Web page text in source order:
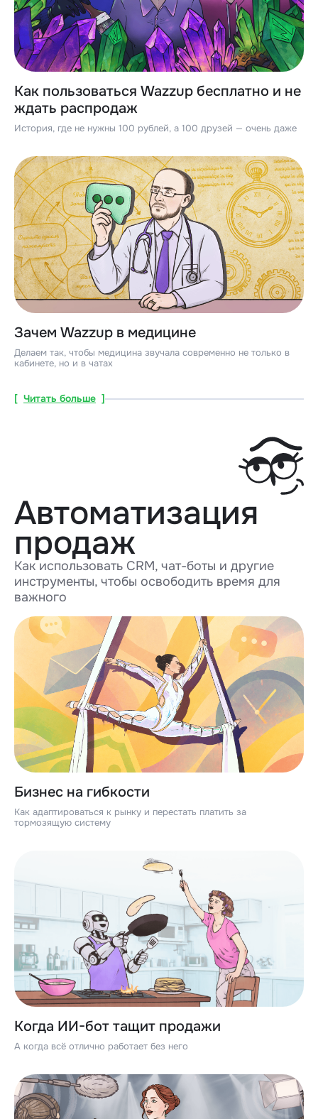
Как пользоваться Wazzup бесплатно и не
ждать распродаж
История, где не нужны 100 рублей, а 100 друзей — очень даже
Зачем Wazzup в медицине
Делаем так, чтобы медицина звучала современно не только в
кабинете, но и в чатах
[ Читать больше ]
Автоматизация
продаж
Как использовать CRM, чат-боты и другие
инструменты, чтобы освободить время для
важного
Бизнес на гибкости
Как адаптироваться к рынку и перестать платить за
тормозящую систему
Когда ИИ-бот тащит продажи
А когда всё отлично работает без него